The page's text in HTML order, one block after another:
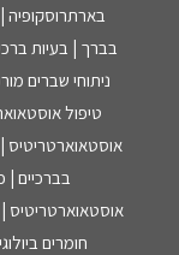
בארתרוסקופיה
בברך | בעיות
ניתוחי שברים
טיפול
אוסטאוארטריטיס
בברכיים |
אוסטאוארטריטיס
חומרים